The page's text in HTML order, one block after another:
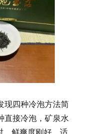
现四种冷泡方法简
直接冷泡，矿泉水